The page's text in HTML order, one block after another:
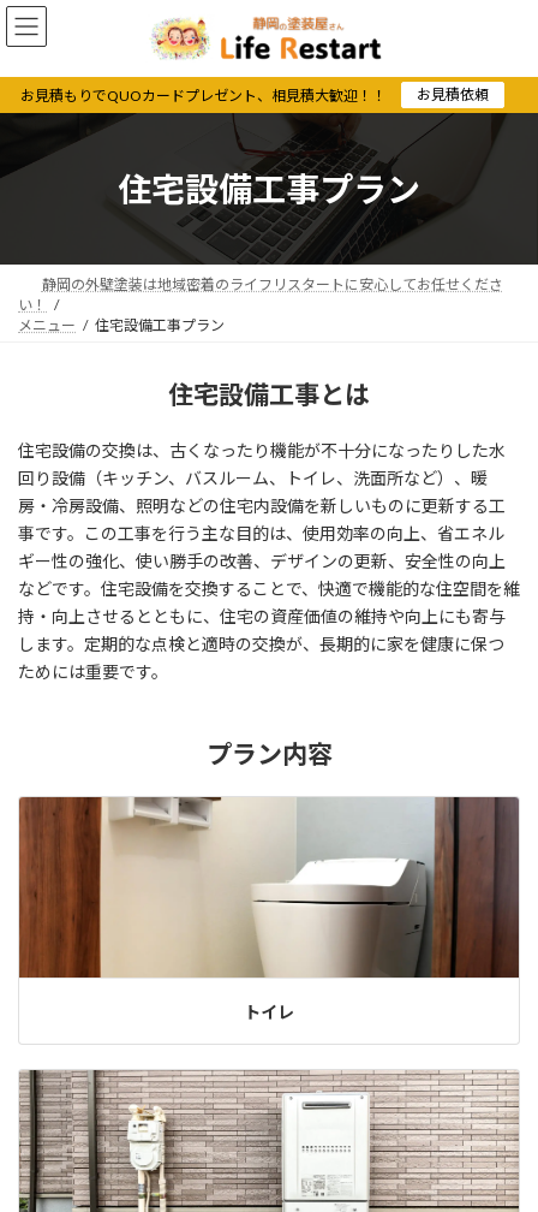
コ
ン
ン
キ
ナ
ビ
ー
に
お見積もりでQUOカードプレゼント、相見積大歓迎！！ お見積依頼
住宅設備工事プラン
静岡の外壁塗装は地域密着のライフリスタートに安心してお任せくださ
い！
メニュー
住宅設備工事プラン
住宅設備工事とは
住宅設備の交換は、古くなったり機能が不十分になったりした水
回り設備（キッチン、バスルーム、トイレ、洗面所など）、暖
房・冷房設備、照明などの住宅内設備を新しいものに更新する工
事です。この工事を行う主な目的は、使用効率の向上、省エネル
ギー性の強化、使い勝手の改善、デザインの更新、安全性の向上
などです。住宅設備を交換することで、快適で機能的な住空間を維
持・向上させるとともに、住宅の資産価値の維持や向上にも寄与
します。定期的な点検と適時の交換が、長期的に家を健康に保つ
ためには重要です。
プラン内容
トイレ